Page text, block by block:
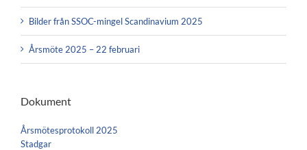
Bilder från SSOC-mingel Scandinavium 2025
Årsmöte 2025 – 22 februari
Dokument
Årsmötesprotokoll 2025
Stadgar